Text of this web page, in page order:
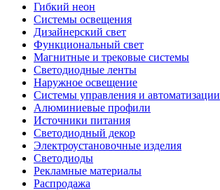
Гибкий неон
Системы освещения
Дизайнерский свет
Функциональный свет
Магнитные и трековые системы
Светодиодные ленты
Наружное освещение
Системы управления и автоматизации
Алюминиевые профили
Источники питания
Светодиодный декор
Электроустановочные изделия
Светодиоды
Рекламные материалы
Распродажа